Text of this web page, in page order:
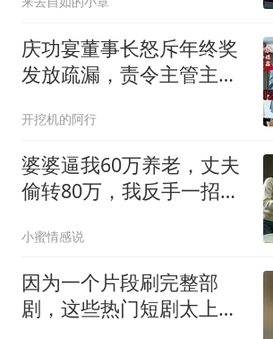
庆功宴董事长怒斥年终奖
发放疏漏，责令主管主动
下
开挖机的阿行
婆婆逼我60万养老，丈夫
偷转80万，我反手一招他
小蜜情感说
因为一个片段刷完整部
剧，这些热门短剧太上头